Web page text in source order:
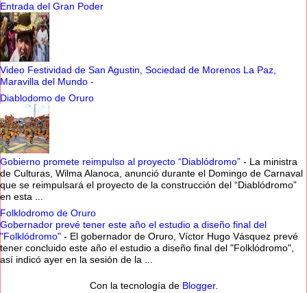
Entrada del Gran Poder
Video Festividad de San Agustin, Sociedad de Morenos La Paz,
Maravilla del Mundo -
Diablodomo de Oruro
Gobierno promete reimpulso al proyecto “Diablódromo” - La ministra
de Culturas, Wilma Alanoca, anunció durante el Domingo de Carnaval
que se reimpulsará el proyecto de la construcción del “Diablódromo”
en esta ...
Folklodromo de Oruro
Gobernador prevé tener este año el estudio a diseño final del
"Folklódromo" - El gobernador de Oruro, Víctor Hugo Vásquez prevé
tener concluido este año el estudio a diseño final del "Folklódromo",
así indicó ayer en la sesión de la ...
Con la tecnología de Blogger.